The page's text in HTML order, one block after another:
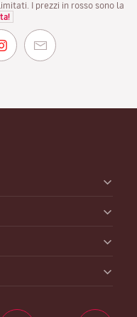
I prezzi in rosso sono la